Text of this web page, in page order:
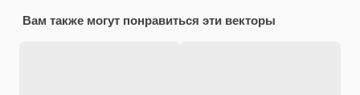
Вам также могут понравиться эти векторы